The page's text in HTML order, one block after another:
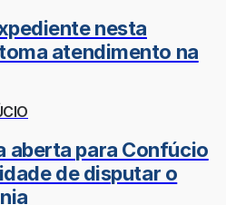
nesta
atendimento na
aberta para Confúcio
de disputar o